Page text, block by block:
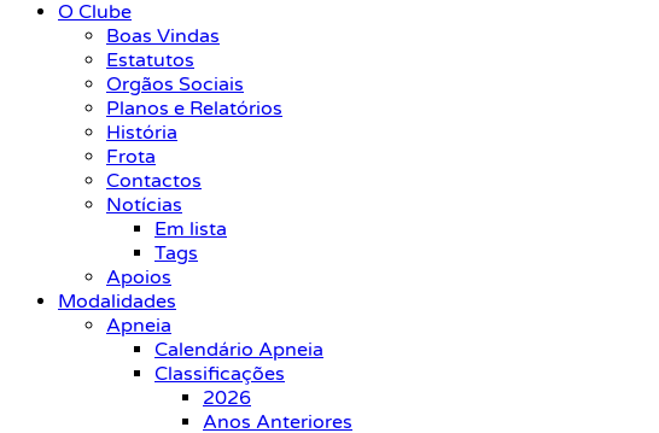
O Clube
Boas Vindas
Estatutos
Orgãos Sociais
Planos e Relatórios
História
Frota
Contactos
Notícias
Em lista
Tags
Apoios
Modalidades
Apneia
Calendário Apneia
Classificações
2026
Anos Anteriores